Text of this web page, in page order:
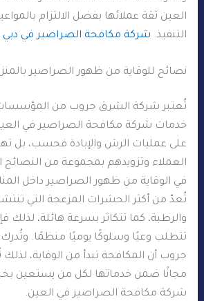
العين ثقة عملائها بفضل الالتزام
التنفيذ. شركة مكافحة الصراصير في دبي
نصائح للوقاية من ظهور الصراصير
تُعتبر شركة الشرق جروب من المؤسسات
خدمات شركة مكافحة الصراصير في
على عمليات الرش والإبادة فحسب، بل
العملاء وتزويدهم بمجموعة من النصائح
في الوقاية من ظهور الصراصير داخل
تُعدّ من أكثر الحشرات المزعجة التي
والرطبة، كما تتكاثر بسرعة هائلة، لذلك
تتطلب وعيًا وسلوكًا يوميًا منظمًا.
جروب أن المكافحة تبدأ من الوقاية،
مجانًا ضمن خدماتها لكل من يستعين
شركة مكافحة الصراصير في العين.